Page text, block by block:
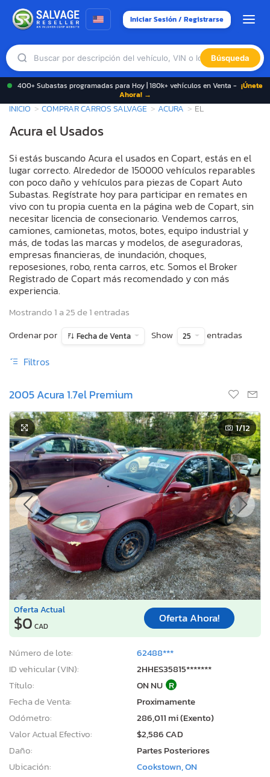
Iniciar Sesión / Registrarse
Búsqueda
400+ Subastas programadas para Hoy | 180k+ vehículos en Venta - ¡Únete
Ahora! →
INICIO COMPRAR CARROS SALVAGE ACURA EL
Acura el Usados
Si estás buscando Acura el usados en Copart, estás en el
lugar correcto. Alrededor de 150000 vehículos reparables
con poco daño y vehículos para piezas de Copart Auto
Subastas. Regístrate hoy para participar en remates en
vivo con tu propia cuenta en la página web de Copart, sin
necesitar licencia de consecionario. Vendemos carros,
camiones, camionetas, motos, botes, equipo industrial y
más, de todas las marcas y modelos, de aseguradoras,
empresas financieras, de inundación, choques,
reposesiones, robo, renta carros, etc. Somos el Broker
Registrado de Copart más recomendado y con más
experiencia.
Mostrando 1 a 25 de 1 entradas
Ordenar por
Fecha de Venta Show 25 entradas
Filtros
2005 Acura 1.7el Premium
1/12
Oferta Actual
$0 CAD
Oferta Ahora!
Número de lote:
62488***
ID vehicular (VIN):
2HHES35815*******
Título:
ON NU R
Fecha de Venta:
Proximamente
Odómetro:
286,011 mi (Exento)
Valor Actual Efectivo:
$2,586 CAD
Daño:
Partes Posteriores
Ubicación:
Cookstown, ON